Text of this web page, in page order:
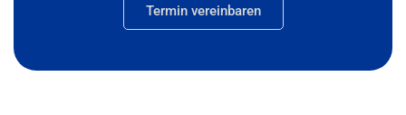
Termin vereinbaren